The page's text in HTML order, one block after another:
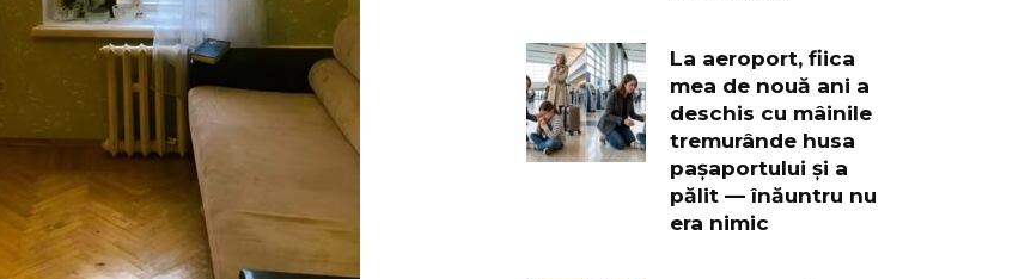
La aeroport, fiica
mea de nouă ani a
deschis cu mâinile
tremurânde husa
pașaportului și a
pălit — înăuntru nu
era nimic